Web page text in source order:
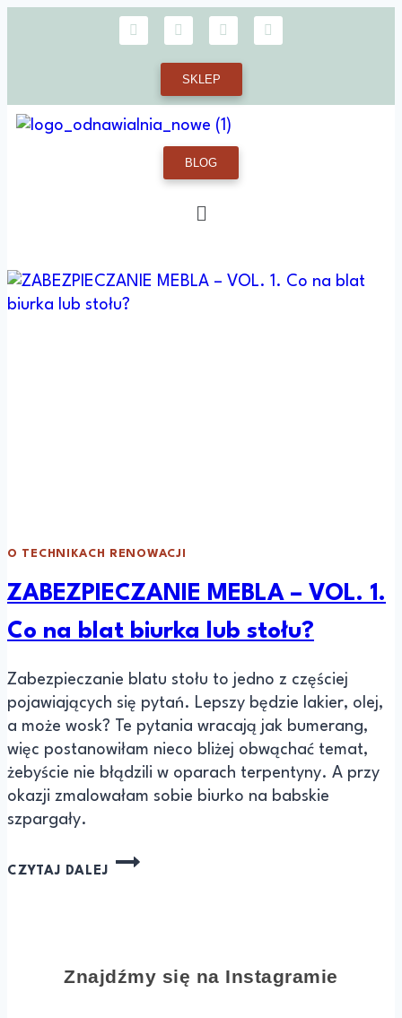
SKLEP
BLOG
O TECHNIKACH RENOWACJI
ZABEZPIECZANIE MEBLA – VOL. 1.
Co na blat biurka lub stołu?
Zabezpieczanie blatu stołu to jedno z częściej
pojawiających się pytań. Lepszy będzie lakier, olej,
a może wosk? Te pytania wracają jak bumerang,
więc postanowiłam nieco bliżej obwąchać temat,
żebyście nie błądzili w oparach terpentyny. A przy
okazji zmalowałam sobie biurko na babskie
szpargały.
CZYTAJ DALEJ
Znajdźmy się na Instagramie